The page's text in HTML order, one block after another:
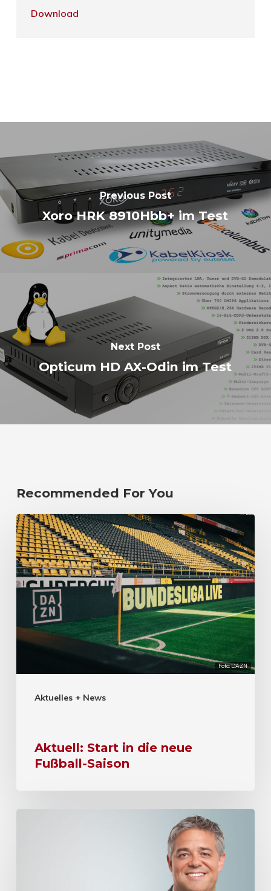
Download
Previous Post
Xoro HRK 8910Hbb+ im Test
Next Post
Opticum HD AX-Odin im Test
Recommended For You
Foto: DAZN
Aktuelles + News
Aktuell: Start in die neue
Fußball-Saison